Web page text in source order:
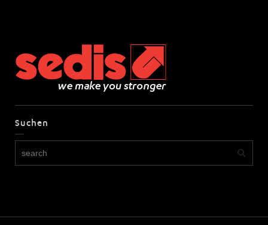
Suchen